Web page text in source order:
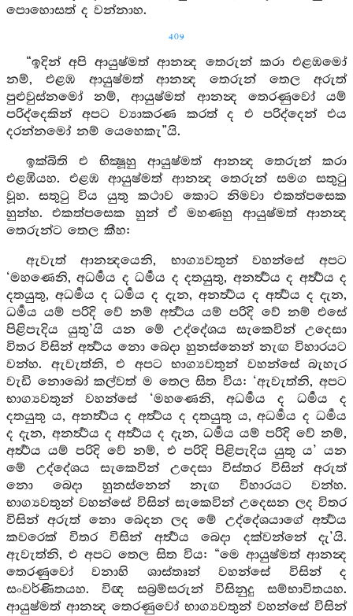
පොහොසත් ද වන්නාහ.
409
“ඉදින් අපි ආයුෂ්මත් ආනන්‍ද තෙරුන් කරා එළඹමෝ
නම්, එළඹ ආයුෂ්මත් ආනන්‍ද තෙරුන් තෙල අරුත්
පුළුවුස්නමෝ නම්, ආයුෂ්මත් ආනන්‍ද තෙරණුවෝ යම්
පරිද්දෙකින් අපට ව්‍යාකරණ කරත් ද එ පරිද්දෙන් එය
දරන්නමෝ නම් යෙහෙකැ”යි.
ඉක්බිති එ භික්‍ෂූහු ආයුෂ්මත් ආනන්‍ද තෙරුන් කරා
එළඹියහ. එළඹ ආයුෂ්මත් ආනන්‍ද තෙරුන් සමග සතුටු
වූහ. සතුටු විය යුතු කථාව කොට නිමවා එකත්පසෙක
හුන්හ. එකත්පසෙක හුන් ඒ මහණහු ආයුෂ්මත් ආනන්‍ද
තෙරුන්ට තෙල කීහ:
ඇවැත් ආනන්‍දයෙනි, භාග්‍යවතුන් වහන්සේ අපට
‘මහණෙනි, අධර්‍මය ද ධර්‍මය ද දතයුතු, අනර්‍ත්‍ථය ද අර්‍ත්‍ථය ද
දතයුතු, අධර්‍මය ද ධර්‍මය ද දැන, අනර්‍ත්‍ථය ද අර්‍ත්‍ථය ද දැන,
ධර්‍මය යම් පරිදි වේ නම් අර්‍ත්‍ථය යම් පරිදි වේ නම් එසේ
පිළිපැදිය යුතු’යි යන මේ උද්දේශය සැකෙවින් උදෙසා
විතර විසින් අර්‍ත්‍ථය නො බෙදා හුනස්නෙන් නැඟ විහාරයට
වන්හ. ඇවැත්නි, එ අපට භාග්‍යවතුන් වහන්සේ බැහැර
වැඩි නොබෝ කල්වත් ම තෙල සිත විය: ‘ඇවැත්නි, අපට
භාග්‍යවතුන් වහන්සේ ‘මහණෙනි, අධර්‍මය ද ධර්‍මය ද
දතයුතු ය, අනර්‍ත්‍ථය ද අර්‍ත්‍ථය ද දතයුතු ය, අධර්‍මය ද ධර්‍මය
ද දැන, අනර්‍ත්‍ථය ද අර්‍ත්‍ථය ද දැන, ධර්‍මය යම් පරිදි වේ නම්,
අර්‍ත්‍ථය යම් පරිදි වේ නම්, එ පරිදි පිළිපැදිය යුතු ය’ යන
මේ උද්දේශය සැකෙවින් උදෙසා විස්තර විසින් අරුත්
නො බෙදා හුනස්නෙන් නැඟ විහාරයට වන්හ.
භාග්‍යවතුන් වහන්සේ විසින් සැකෙවින් උදෙසන ලද විතර
විසින් අරුත් නො බෙදන ලද මේ උද්දේශයාගේ අර්‍ත්‍ථය
කවරෙක් විතර විසින් අර්‍ත්‍ථය බෙදා දක්වන්නේ දැ’යි.
ඇවැත්නි, එ අපට තෙල සිත විය: “මෙ ආයුෂ්මත් ආනන්‍ද
තෙරණුවෝ වනාහි ශාස්තෘන් වහන්සේ විසින් ද
සංවර්ණිතයහ. විඥ සබ්‍රම්සරුන් විසිනුදු සම්භාවිතයහ.
ආයුෂ්මත් ආනන්‍ද තෙරණුවෝ භාග්‍යවතුන් වහන්සේ විසින්